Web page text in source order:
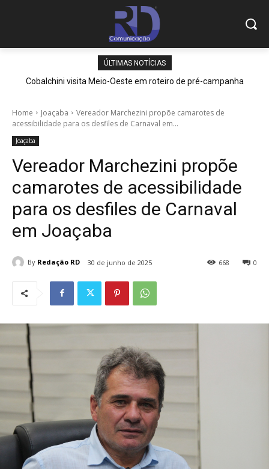
ÚLTIMAS NOTÍCIAS
Cobalchini visita Meio-Oeste em roteiro de pré-campanha
Home Joaçaba
Vereador Marchezini propõe camarotes de
acessibilidade para os desfiles de Carnaval em...
Joaçaba
Vereador Marchezini propõe
camarotes de acessibilidade
para os desfiles de Carnaval
em Joaçaba
By Redação RD 30 de junho de 2025 0
668